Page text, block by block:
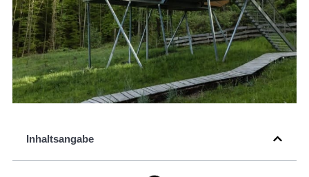
Inhaltsangabe